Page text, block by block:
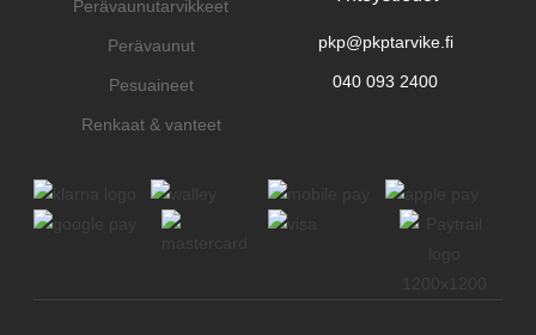
Perävaunutarvikkeet
Perävaunut
Pesuaineet
Renkaat & vanteet
pkp@pkptarvike.fi
040 093 2400